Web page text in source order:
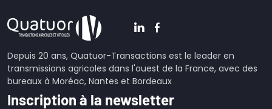
Depuis 20 ans, Quatuor-Transactions est le leader en
transmissions agricoles dans l'ouest de la France, avec des
bureaux à Moréac, Nantes et Bordeaux
Inscription à la newsletter